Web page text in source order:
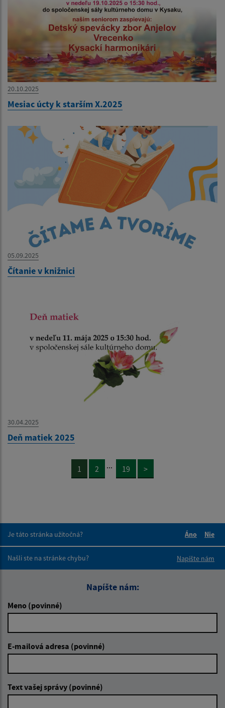
20.10.2025
Mesiac úcty k starším X.2025
05.09.2025
Čítanie v knižnici
30.04.2025
Deň matiek 2025
1 2 ... 19 >
Je táto stránka užitočná?
Áno
Nie
Našli ste na stránke chybu?
Napíšte nám
Napíšte nám:
Meno (povinné)
E-mailová adresa (povinné)
Text vašej správy (povinné)